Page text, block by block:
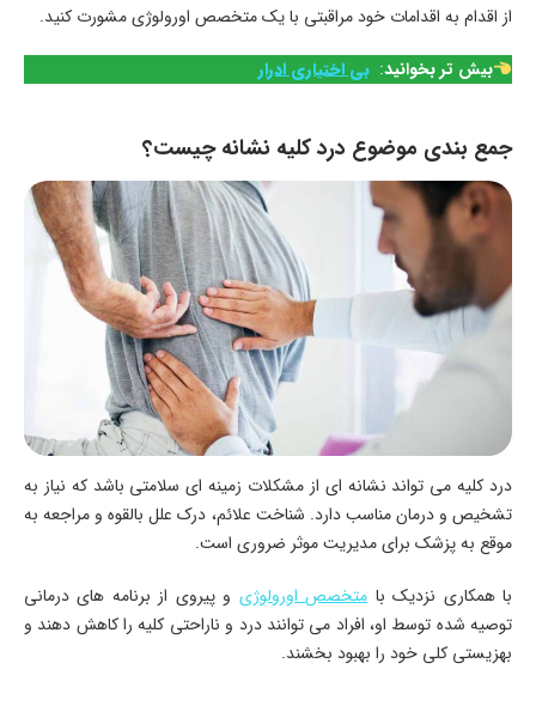
از اقدام به اقدامات خود مراقبتی با یک متخصص اورولوژی مشورت کنید.
بیش تر بخوانید: بی اختیاری ادرار
جمع بندی موضوع درد کلیه نشانه چیست؟
درد کلیه می تواند نشانه ای از مشکلات زمینه ای سلامتی باشد که نیاز به
تشخیص و درمان مناسب دارد. شناخت علائم، درک علل بالقوه و مراجعه به
موقع به پزشک برای مدیریت موثر ضروری است.
با همکاری نزدیک بامتخصص اورولوژی و پیروی از برنامه های درمانی
توصیه شده توسط او، افراد می توانند درد و ناراحتی کلیه را کاهش دهند و
بهزیستی کلی خود را بهبود بخشند.